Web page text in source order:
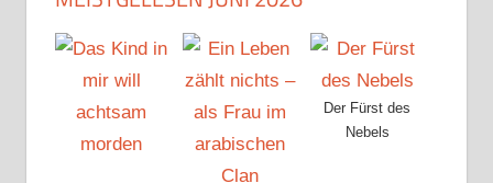
Der Fürst des
Nebels